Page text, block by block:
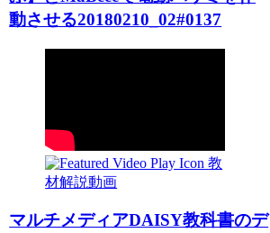
動させる20180210_02#0137
教
材解説動画
マルチメディアDAISY教科書のデ